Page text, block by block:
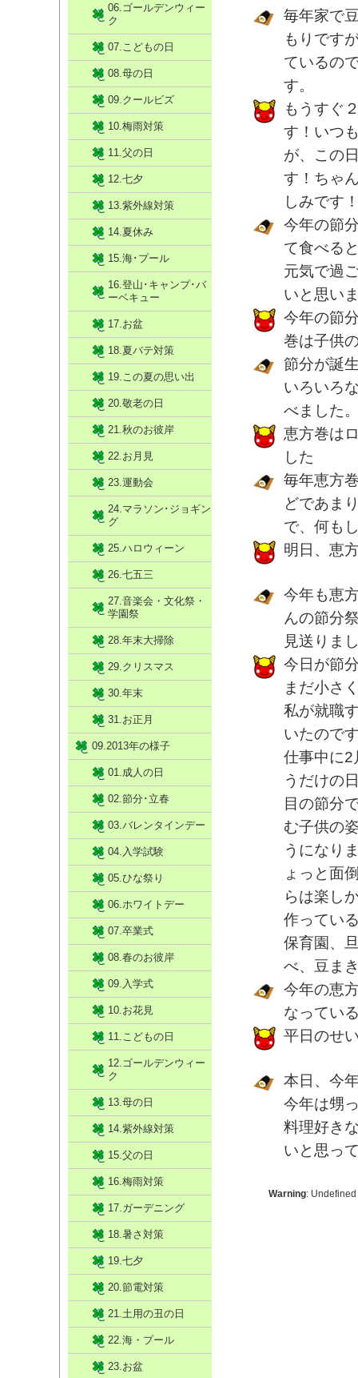
毎年家で
もりです
ているの
す。
もうすぐ
す！いつ
が、この
す！ちゃ
しみです
今年の節
て食べる
元気で過
いと思い
今年の節
巻は子供
節分が誕
いろいろ
べました
恵方巻は
した
毎年恵方
どであま
で、何も
明日、恵
今年も恵
んの節分
見送りま
今日が節
まだ小さ
私が就職
いたので
仕事中に2
うだけの
目の節分
む子供の
うになり
ょっと面
らは楽し
作ってい
保育園、
べ、豆ま
今年の恵
なってい
平日のせ
本日、今
今年は甥
料理好き
いと思っ
Warning:
06.ゴールデンウィー
ク
07.こどもの日
08.母の日
09.クールビズ
10.梅雨対策
11.父の日
12.七夕
13.紫外線対策
14.夏休み
15.海･プール
16.登山･キャンプ･バ
ーベキュー
17.お盆
18.夏バテ対策
19.この夏の思い出
20.敬老の日
21.秋のお彼岸
22.お月見
23.運動会
24.マラソン･ジョギン
グ
25.ハロウィーン
26.七五三
27.音楽会・文化祭・
学園祭
28.年末大掃除
29.クリスマス
30.年末
31.お正月
09.2013年の様子
01.成人の日
02.節分･立春
03.バレンタインデー
04.入学試験
05.ひな祭り
06.ホワイトデー
07.卒業式
08.春のお彼岸
09.入学式
10.お花見
11.こどもの日
12.ゴールデンウィー
ク
13.母の日
14.紫外線対策
15.父の日
16.梅雨対策
17.ガーデニング
18.暑さ対策
19.七夕
20.節電対策
21.土用の丑の日
22.海・プール
23.お盆